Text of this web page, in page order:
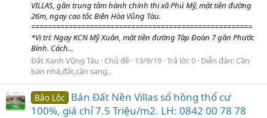
VILLAS, gần trung tâm hành chính thị xã Phú Mỹ, mặt tiền đường
26m, ngay cao tốc Biên Hòa Vũng Tàu.
=====================================================
*Vị trí: Ngay KCN Mỹ Xuân, mặt tiền đường Tập Đoàn 7 gần Phước
Bình. Cách...
Đất Xanh Vũng Tàu
Chủ đề 13/9/19 Trả lời: 0 Diễn đàn: Cần
bán nhà,đất,cần sang..
Bảo Lộc
Bán Đất Nền Villas sổ hồng thổ cư
100%, giá chỉ 7.5 Triệu/m2. LH: 0842 00 78 78